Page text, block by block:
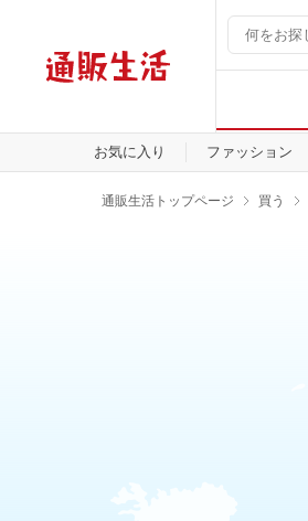
ー
バ
ル
メ
お気に入り ファッション
通販生活トップページ 買う